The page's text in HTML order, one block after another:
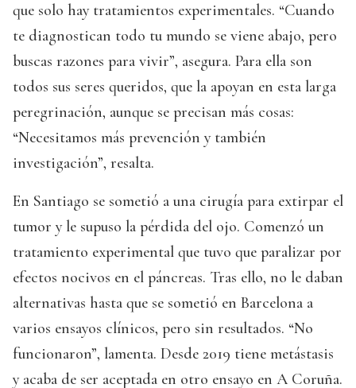
que solo hay tratamientos experimentales. “Cuando
te diagnostican todo tu mundo se viene abajo, pero
buscas razones para vivir”, asegura. Para ella son
todos sus seres queridos, que la apoyan en esta larga
peregrinación, aunque se precisan más cosas:
“Necesitamos más prevención y también
investigación”, resalta.
En Santiago se sometió a una cirugía para extirpar el
tumor y le supuso la pérdida del ojo. Comenzó un
tratamiento experimental que tuvo que paralizar por
efectos nocivos en el páncreas. Tras ello, no le daban
alternativas hasta que se sometió en Barcelona a
varios ensayos clínicos, pero sin resultados. “No
funcionaron”, lamenta. Desde 2019 tiene metástasis
y acaba de ser aceptada en otro ensayo en A Coruña.